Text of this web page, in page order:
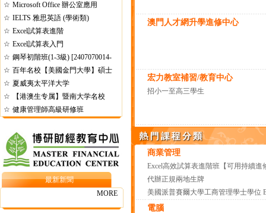
☆ Microsoft Office 辦公室應用
☆ IELTS 雅思英語 (學術類)
☆ Excel試算表進階
☆ Excel試算表入門
☆ 鋼琴初階班(1-3級) [2407070014-
6]
☆ 百年名校【美國金門大學】碩士
☆ 夏威夷太平洋大学
☆
【港澳生专属】暨南大学名校
☆ 健康管理師高級研修班
最新新聞
MORE
澳門人才網升學進修中心
宏力教室補習/教育中心
招小一至高三學生
商業管理
Excel高效試算表進階班【可用持續進
代辦正規兩地生牌
電腦